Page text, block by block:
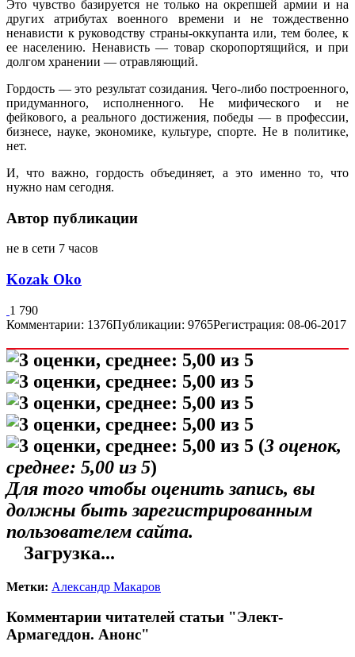
Это чувство базируется не только на окрепшей армии и на
других атрибутах военного времени и не тождественно
ненависти к руководству страны-оккупанта или, тем более, к
ее населению. Ненависть — товар скоропортящийся, и при
долгом хранении — отравляющий.
Гордость — это результат созидания. Чего-либо построенного,
придуманного, исполненного. Не мифического и не
фейкового, а реального достижения, победы — в профессии,
бизнесе, науке, экономике, культуре, спорте. Не в политике,
нет.
И, что важно, гордость объединяет, а это именно то, что
нужно нам сегодня.
Автор публикации
не в сети 7 часов
Kozak Oko
1 790
Комментарии: 1376Публикации: 9765Регистрация: 08-06-2017
(3 оценок,
среднее: 5,00 из 5)
Для того чтобы оценить запись, вы
должны быть зарегистрированным
пользователем сайта.
Загрузка...
Метки: Александр Макаров
Комментарии читателей статьи "Элект-
Армагеддон. Анонс"